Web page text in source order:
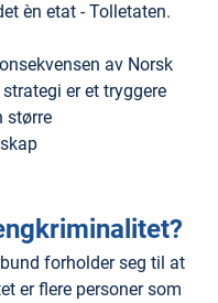
èn etat - Tolletaten.
av Norsk
er et tryggere
større
forholder seg til at
er flere personer som